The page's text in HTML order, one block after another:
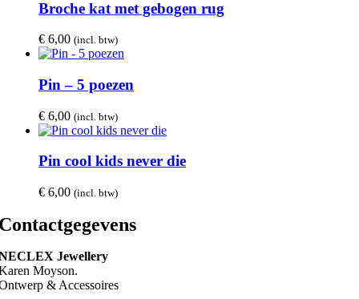
Broche kat met gebogen rug
€ 6,00 (incl. btw)
Pin – 5 poezen
€ 6,00 (incl. btw)
Pin cool kids never die
€ 6,00 (incl. btw)
Jewellery
Moyson.
& Accessoires